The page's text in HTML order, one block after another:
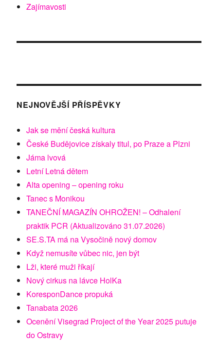
Zajímavosti
NEJNOVĚJŠÍ PŘÍSPĚVKY
Jak se mění česká kultura
České Budějovice získaly titul, po Praze a Plzni
Jáma lvová
Letní Letná dětem
Alta opening – opening roku
Tanec s Monikou
TANEČNÍ MAGAZÍN OHROŽEN! – Odhalení
praktik PCR (Aktualizováno 31.07.2026)
SE.S.TA má na Vysočině nový domov
Když nemusíte vůbec nic, jen být
Lži, které muži říkají
Nový cirkus na lávce HolKa
KoresponDance propuká
Tanabata 2026
Ocenění Visegrad Project of the Year 2025 putuje
do Ostravy